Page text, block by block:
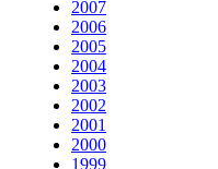
2007
2006
2005
2004
2003
2002
2001
2000
1999